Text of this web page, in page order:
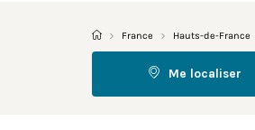
France Hauts-de-France
Me localiser